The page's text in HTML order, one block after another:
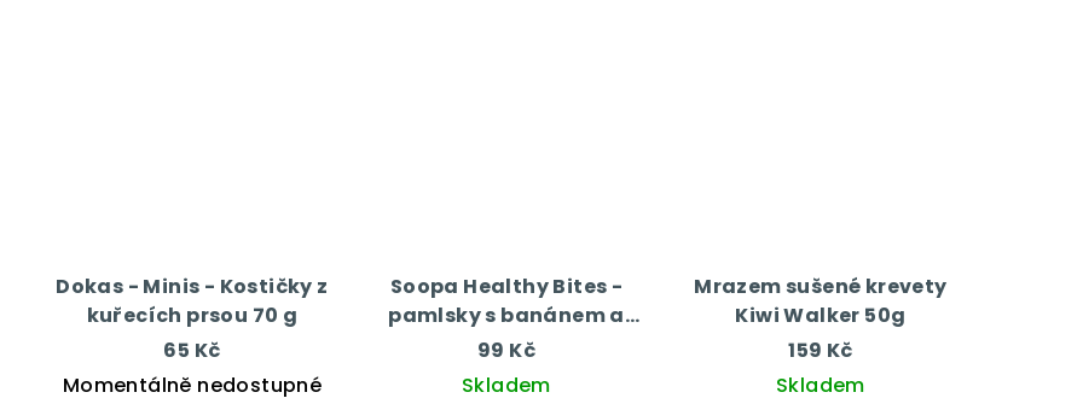
Dokas - Minis - Kostičky z
kuřecích prsou 70 g
65 Kč
Momentálně nedostupné
Soopa Healthy Bites -
pamlsky s banánem a
arašídovým máslem 50 g
99 Kč
Skladem
Mrazem sušené krevety
Kiwi Walker 50g
159 Kč
Skladem